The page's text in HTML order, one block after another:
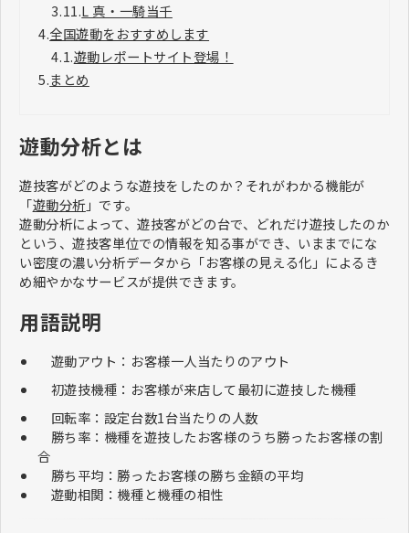
3.11.L 真・一騎当千
4.全国遊動をおすすめします
4.1.遊動レポートサイト登場！
5.まとめ
遊動分析とは
遊技客がどのような遊技をしたのか？それがわかる機能が
「遊動分析」です。
遊動分析によって、遊技客がどの台で、どれだけ遊技したのか
という、遊技客単位での情報を知る事ができ、いままでにな
い密度の濃い分析データから「お客様の見える化」によるき
め細やかなサービスが提供できます。
用語説明
遊動アウト：お客様一人当たりのアウト
初遊技機種：お客様が来店して最初に遊技した機種
回転率：設定台数1台当たりの人数
勝ち率：機種を遊技したお客様のうち勝ったお客様の割
合
勝ち平均：勝ったお客様の勝ち金額の平均
遊動相関：機種と機種の相性